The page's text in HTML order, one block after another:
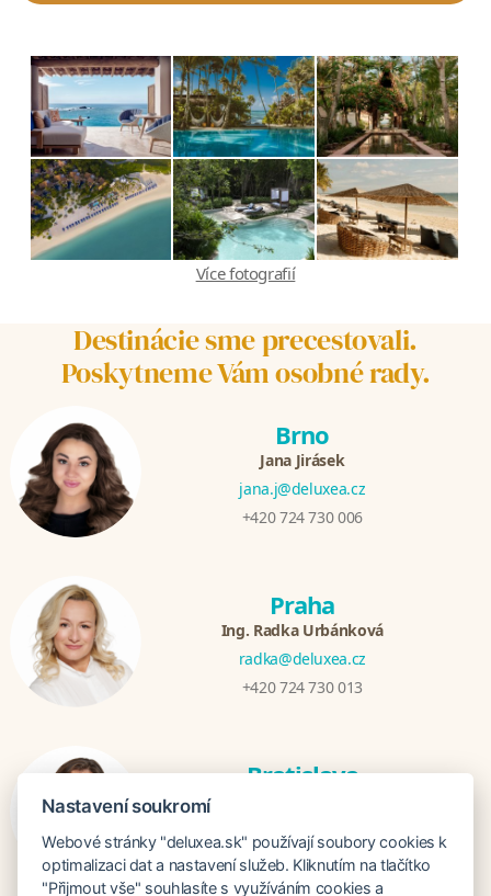
Více fotografií
Destinácie sme precestovali.
Poskytneme Vám osobné rady.
Brno
Jana Jirásek
jana.j@deluxea.cz
+420 724 730 006
Praha
Ing. Radka Urbánková
radka@deluxea.cz
+420 724 730 013
Bratislava
+421 948 759 074
Nastavení soukromí
Webové stránky "deluxea.sk" používají soubory cookies k
optimalizaci dat a nastavení služeb. Kliknutím na tlačítko
"Přijmout vše" souhlasíte s využíváním cookies a